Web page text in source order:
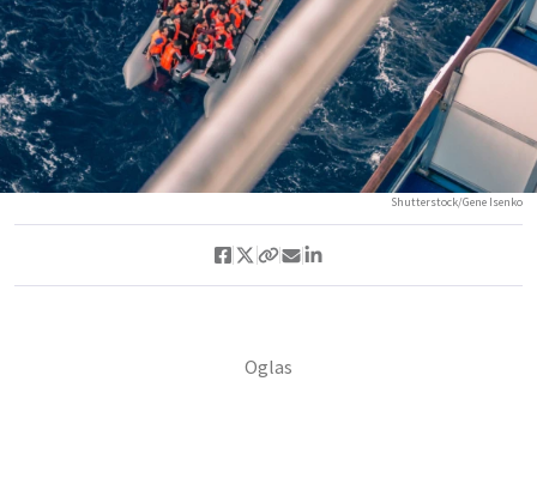
Shutterstock/Gene Isenko